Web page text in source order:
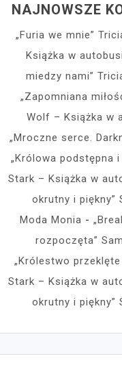
NAJNOWSZE
„Furia we mnie”
Książka w
miedzy nami”
„Zapomniana
Wolf – Książka w
„Mroczne serce.
„Królowa podstępna
Stark – Książka w
okrutny i piękny”
Moda Monia -
rozpoczęta”
„Królestwo
Stark – Książka w
okrutny i piękny”